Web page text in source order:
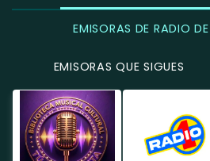
EMISORAS DE RADIO
EMISORAS QUE SIGUES